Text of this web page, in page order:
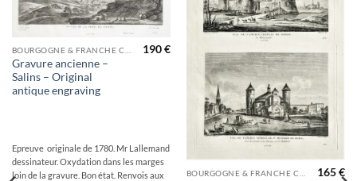
Gravure ancienne –
Salins – Original
antique engraving
190€
Epreuve originale de 1780. Mr Lallemand
dessinateur. Oxydation dans les marges
loin de la gravure. Bon état. Renvois aux
165€